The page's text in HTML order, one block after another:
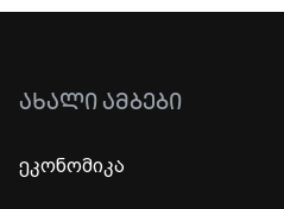
ᲐᲮᲐᲚᲘ ᲐᲛᲑᲔᲑᲘ
ეკონომიკა